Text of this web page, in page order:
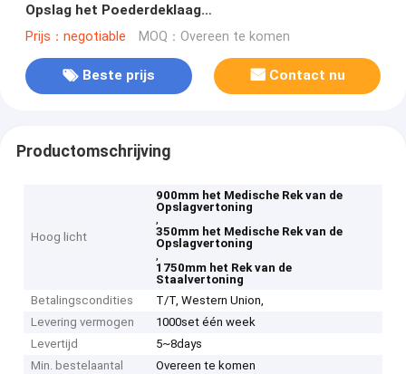
Opslag het Poederdeklaag
L900mm×W350mm×H1750mm
Prijs：negotiable MOQ：Overeen te komen
Beste prijs Contact nu
Productomschrijving
Hoog licht
900mm het Medische Rek van de
Opslagvertoning
,
350mm het Medische Rek van de
Opslagvertoning
,
1750mm het Rek van de
Staalvertoning
Betalingscondities
T/T, Western Union,
Levering vermogen
1000set één week
Levertijd
5~8days
Min. bestelaantal
Overeen te komen